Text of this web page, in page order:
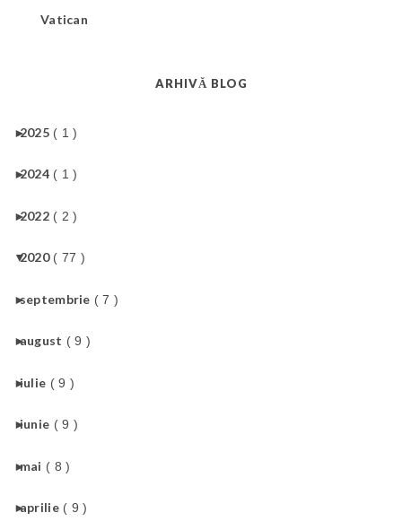
Vatican
ARHIVĂ BLOG
►
2025 ( 1 )
►
2024 ( 1 )
►
2022 ( 2 )
▼
2020 ( 77 )
►
septembrie ( 7 )
►
august ( 9 )
►
iulie ( 9 )
►
iunie ( 9 )
►
mai ( 8 )
►
aprilie ( 9 )